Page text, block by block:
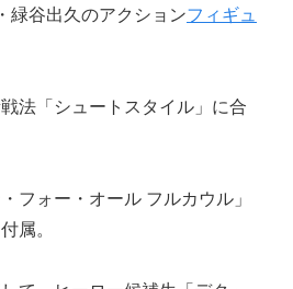
緑谷出久のアクションフィギュ
法「シュートスタイル」に合
フォー・オール フルカウル」
属。